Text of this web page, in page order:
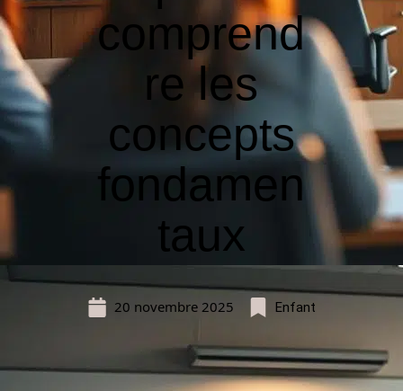
comprend
re les
concepts
fondamen
taux
20 novembre 2025 Enfant